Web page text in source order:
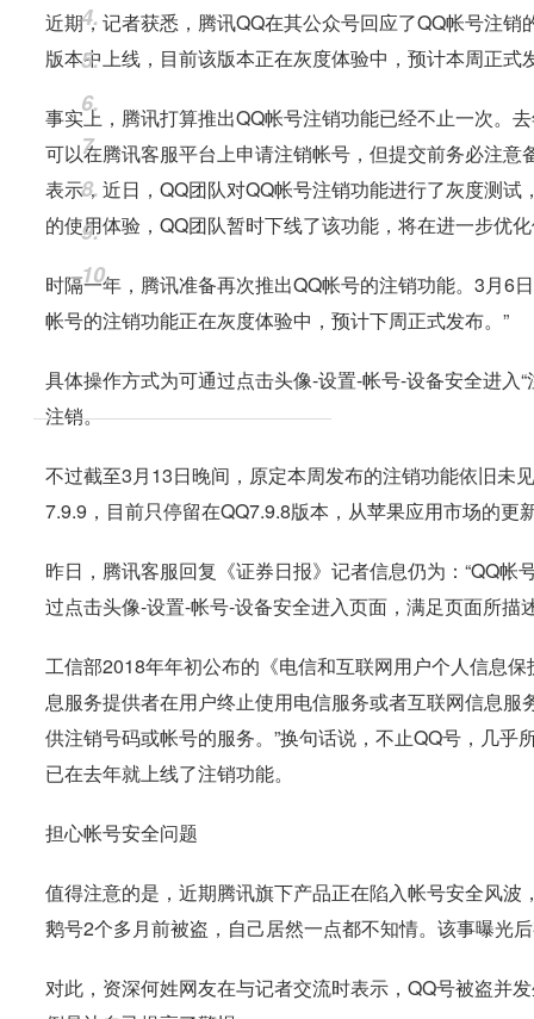
近期，记者获悉，腾讯QQ在其公众号回应了QQ帐号注
版本中上线，目前该版本正在灰度体验中，预计本周正式
事实上，腾讯打算推出QQ帐号注销功能已经不止一次。
可以在腾讯客服平台上申请注销帐号，但提交前务必注
表示，近日，QQ团队对QQ帐号注销功能进行了灰度测
的使用体验，QQ团队暂时下线了该功能，将在进一步优
时隔一年，腾讯准备再次推出QQ帐号的注销功能。3月6
帐号的注销功能正在灰度体验中，预计下周正式发布。”
具体操作方式为可通过点击头像-设置-帐号-设备安全进入
注销。
不过截至3月13日晚间，原定本周发布的注销功能依旧未
7.9.9，目前只停留在QQ7.9.8版本，从苹果应用市场的
昨日，腾讯客服回复《证券日报》记者信息仍为：“QQ
过点击头像-设置-帐号-设备安全进入页面，满足页面所描
工信部2018年年初公布的《电信和互联网用户个人信息
息服务提供者在用户终止使用电信服务或者互联网信息
供注销号码或帐号的服务。”换句话说，不止QQ号，几
已在去年就上线了注销功能。
担心帐号安全问题
值得注意的是，近期腾讯旗下产品正在陷入帐号安全风
鹅号2个多月前被盗，自己居然一点都不知情。该事曝光
对此，资深何姓网友在与记者交流时表示，QQ号被盗并
4.
5.
6.
7.
8.
9.
10.